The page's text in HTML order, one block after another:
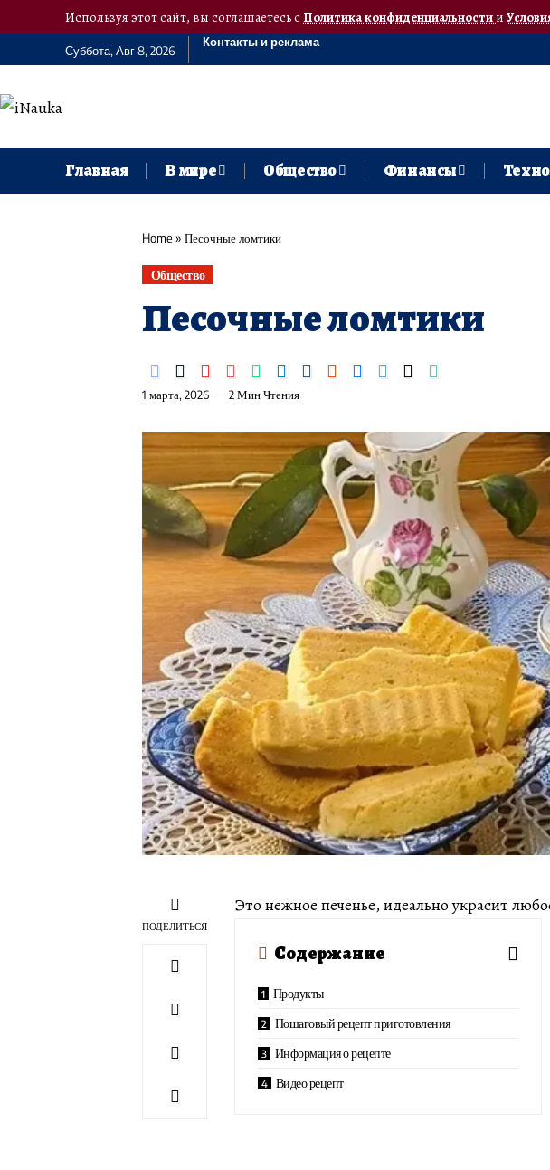
Используя этот сайт, вы соглашаетесь сПолитика конфиденциальностии
Суббота, Авг 8, 2026
Контакты и реклама
Главная В мире Общество Финансы
Home» Песочные ломтики
Общество
Песочные ломтики
1 марта, 2026 2 Мин Чтения
ПОДЕЛИТЬСЯ
Это нежное печенье, идеально украсит
Содержание
Продукты
Пошаговый рецепт приготовления
Информация о рецепте
Видео рецепт